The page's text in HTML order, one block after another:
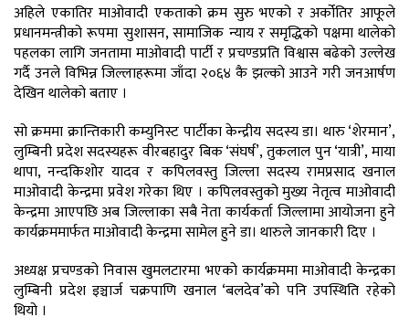
अहिले एकातिर माओवादी एकताको क्रम सुरु भएको र अर्कोतिर आफूले
प्रधानमन्त्रीको रूपमा सुशासन, सामाजिक न्याय र समृद्धिको पक्षमा थालेको
पहलका लागि जनतामा माओवादी पार्टी र प्रचण्डप्रति विश्वास बढेको उल्लेख
गर्दै उनले विभिन्न जिल्लाहरूमा जाँदा २०६४ कै झल्को आउने गरी जनआर्षण
देखिन थालेको बताए ।
सो क्रममा क्रान्तिकारी कम्युनिस्ट पार्टीका केन्द्रीय सदस्य डा। थारु ‘शेरमान’,
लुम्बिनी प्रदेश सदस्यहरू वीरबहादुर बिक ‘संघर्ष’, तुकलाल पुन ‘यात्री’, माया
थापा, नन्दकिशोर यादव र कपिलवस्तु जिल्ला सदस्य रामप्रसाद खनाल
माओवादी केन्द्रमा प्रवेश गरेका थिए । कपिलवस्तुको मुख्य नेतृत्व माओवादी
केन्द्रमा आएपछि अब जिल्लाका सबै नेता कार्यकर्ता जिल्लामा आयोजना हुने
कार्यक्रममार्फत माओवादी केन्द्रमा सामेल हुने डा। थारुले जानकारी दिए ।
अध्यक्ष प्रचण्डको निवास खुमलटारमा भएको कार्यक्रममा माओवादी केन्द्रका
लुम्बिनी प्रदेश इञ्चार्ज चक्रपाणि खनाल ‘बलदेव’को पनि उपस्थिति रहेको
थियो ।